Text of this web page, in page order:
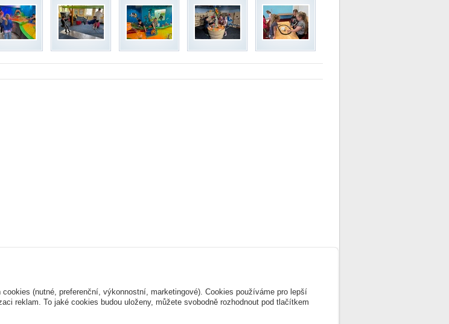
(nutné, preferenční, výkonnostní, marketingové). Cookies používáme pro lepší
reklam. To jaké cookies budou uloženy, můžete svobodně rozhodnout pod tlačítkem